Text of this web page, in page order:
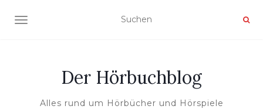
NAVIGATION UMSCHALTEN
Der Hörbuchblog
Alles rund um Hörbücher und Hörspiele